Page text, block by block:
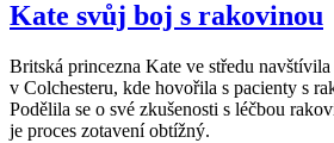
Kate svůj boj s rakovinou
Britská princezna Kate ve středu
v Colchesteru, kde hovořila s pacienty s
Podělila se o své zkušenosti s léčbou
je proces zotavení obtížný.